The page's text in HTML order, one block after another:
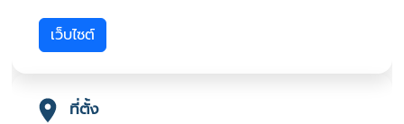
เว็บไซต์
ที่ตั้ง